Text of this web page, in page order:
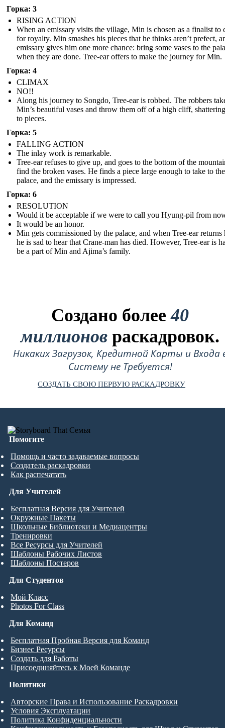
Горка: 3
RISING ACTION
When an emissary visits the village, Min is chosen as a finalist to
for royalty. Min smashes his pieces that he thinks aren’t prefect,
emissary gives him one more chance: bring some vases to the
when they are done. Tree-ear offers to make the journey for Min.
Горка: 4
CLIMAX
NO!!
Along his journey to Songdo, Tree-ear is robbed. The robbers
Min’s beautiful vases and throw them off of a high cliff,
to pieces.
Горка: 5
FALLING ACTION
The inlay work is remarkable.
Tree-ear refuses to give up, and goes to the bottom of the
find the broken vases. He finds a piece large enough to take to the
palace, and the emissary is impressed.
Горка: 6
RESOLUTION
Would it be acceptable if we were to call you Hyung-pil from
It would be an honor.
Min gets commissioned by the palace, and when Tree-ear returns
he is sad to hear that Crane-man has died. However, Tree-ear is
be a part of Min and Ajima’s family.
Создано более40
миллионов раскадровок.
Никаких Загрузок, Кредитной Карты и Входа
Систему не Требуется!
СОЗДАТЬ СВОЮ ПЕРВУЮ РАСКАДРОВКУ
Помогите
Помощь и часто задаваемые вопросы
Создатель раскадровки
Как распечатать
Для Студентов
Мой Класс
Photos For Class
Для Учителей
Бесплатная Версия для Учителей
Окружные Пакеты
Школьные Библиотеки и Медиацентры
Тренировки
Все Ресурсы для Учителей
Шаблоны Рабочих Листов
Шаблоны Постеров
Для Команд
Бесплатная Пробная Версия для Команд
Бизнес Ресурсы
Создать для Работы
Присоединяйтесь к Моей Команде
Политики
Авторские Права и Использование Раскадровки
Условия Эксплуатации
Политика Конфиденциальности